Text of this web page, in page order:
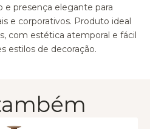
e presença elegante para
e corporativos. Produto ideal
com estética atemporal e fácil
estilos de decoração.